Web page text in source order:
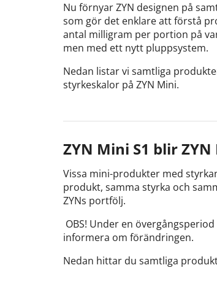
Nu förnyar ZYN designen på
som gör det enklare att förstå
antal milligram per portion på
men med ett nytt pluppsystem.
Nedan listar vi samtliga
styrkeskalor på ZYN Mini.
ZYN Mini S1 blir
Vissa mini-produkter med
produkt, samma styrka och
ZYNs portfölj.
OBS! Under en
informera om förändringen.
Nedan hittar du samtliga